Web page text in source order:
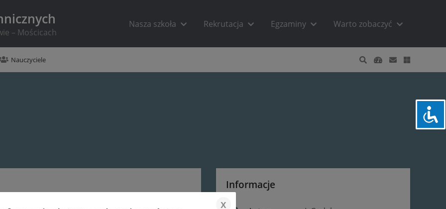
– Mościcach
Nasza szkoła Rekrutacja Egzaminy Warto zobaczyć
Nauczyciele
Informacje
x